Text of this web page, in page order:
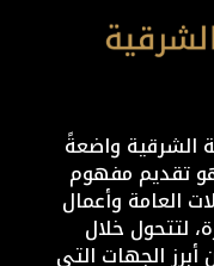
الشرقية واضعةً
تقديم مفهوم
العامة وأعمال
لتتحول خلال
الجهات التي